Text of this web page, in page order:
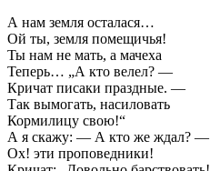
А нам земля осталася…
Ой ты, земля помещичья!
Ты нам не мать, а мачеха
Теперь… „А кто велел? —
Кричат писаки праздные. —
Так вымогать, насиловать
Кормилицу свою!“
А я скажу: — А кто же ждал? —
Ох! эти проповедники!